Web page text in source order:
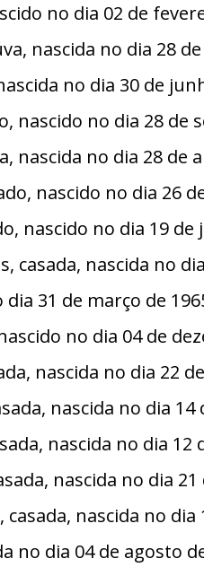
no dia 02 de
nascida no dia 28
no dia 30 de
nascido no dia 28 de
nascida no dia 28 de
nascido no dia 26
nascido no dia 19
casada, nascida no
31 de março de
no dia 04 de
nascida no dia 22
nascida no dia
nascida no dia
nascida no dia
nascida no
no dia 04 de agosto